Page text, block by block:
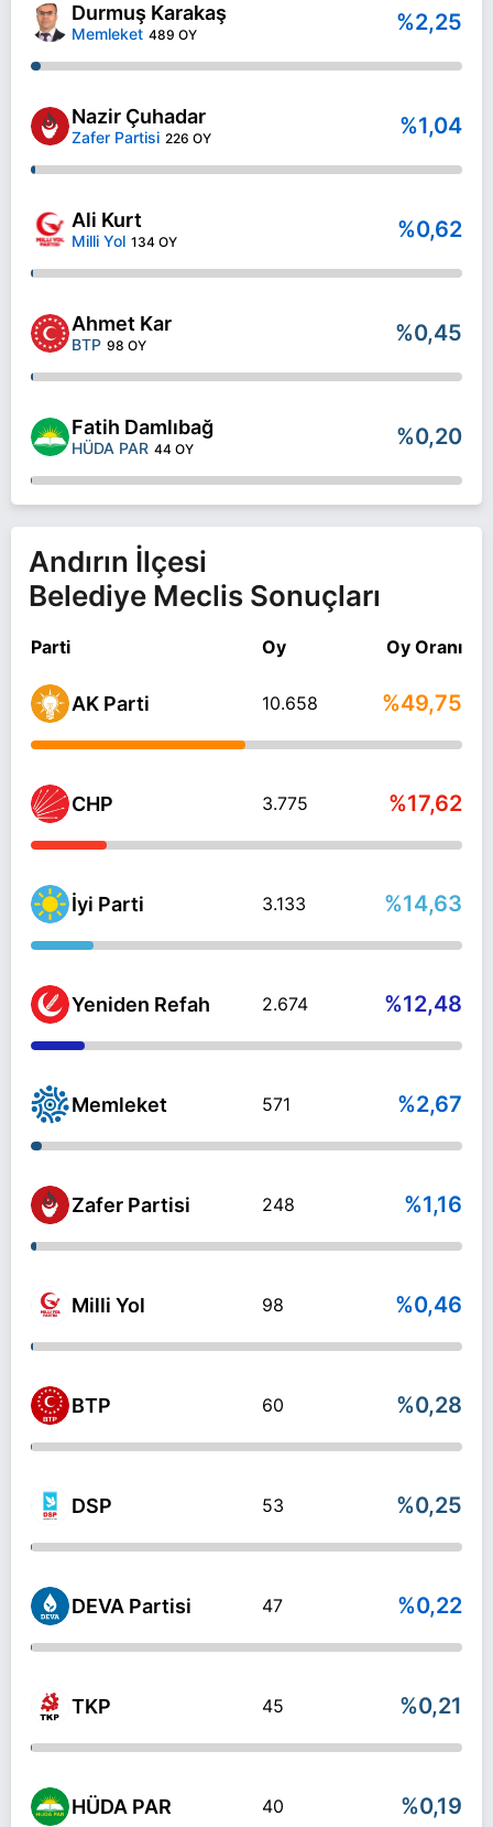
Durmuş Karakaş
Memleket 489 OY %2,25
Nazir Çuhadar
Zafer Partisi 226 OY %1,04
Ali Kurt
Milli Yol 134 OY %0,62
Ahmet Kar
BTP 98 OY %0,45
Fatih Damlıbağ
HÜDA PAR 44 OY %0,20
Andırın İlçesi
Belediye Meclis Sonuçları
Parti Oy Oy Oranı
AK Parti 10.658 %49,75
CHP 3.775 %17,62
İyi Parti 3.133 %14,63
Yeniden Refah 2.674 %12,48
Memleket 571 %2,67
Zafer Partisi 248 %1,16
Milli Yol 98 %0,46
BTP 60 %0,28
DSP 53 %0,25
DEVA Partisi 47 %0,22
TKP 45 %0,21
HÜDA PAR 40 %0,19